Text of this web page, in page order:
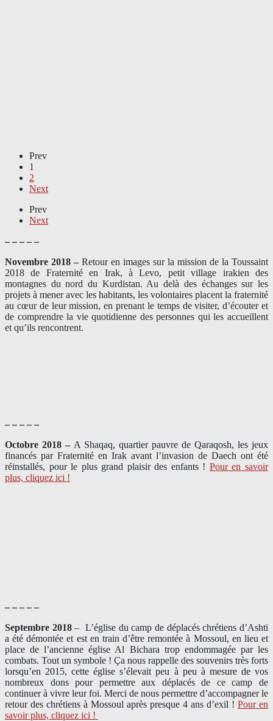
Prev
1
2
Next
Prev
Next
– – – – –
Novembre 2018 – Retour en images sur la mission de la Toussaint
2018 de Fraternité en Irak, à Levo, petit village irakien des
montagnes du nord du Kurdistan. Au delà des échanges sur les
projets à mener avec les habitants, les volontaires placent la fraternité
au cœur de leur mission, en prenant le temps de visiter, d’écouter et
de comprendre la vie quotidienne des personnes qui les accueillent
et qu’ils rencontrent.
– – – – –
Octobre 2018 – A Shaqaq, quartier pauvre de Qaraqosh, les jeux
financés par Fraternité en Irak​ avant l’invasion de Daech ont été
réinstallés, pour le plus grand plaisir des enfants ! Pour en savoir
plus, cliquez ici !
– – – – –
Septembre 2018– L’église du camp de déplacés chrétiens d’Ashti
a été démontée et est en train d’être remontée à Mossoul, en lieu et
place de l’ancienne église Al Bichara trop endommagée par les
combats. Tout un symbole ! Ça nous rappelle des souvenirs très forts
lorsqu’en 2015, cette église s’élevait peu à peu à mesure de vos
nombreux dons pour permettre aux déplacés de ce camp de
continuer à vivre leur foi. Merci de nous permettre d’accompagner le
retour des chrétiens à Mossoul après presque 4 ans d’exil ! Pour en
savoir plus, cliquez ici !